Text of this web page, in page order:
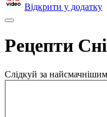
Відкрити у додатку
Рецепти
Слідкуй за